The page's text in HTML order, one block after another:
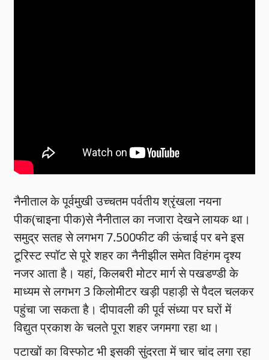
नैनीताल के पूर्वमुखी उच्चतम पर्वतीय श्रृंखला नयना
पीक(चाइना पीक)से नैनीताल का नजारा देखने लायक था।
समुद्र सतह से लगभग 7.500फीट की ऊंचाई पर बने इस
टूरिस्ट स्पॉट से पूरे शहर का नैनीझील समेत विहंगम दृश्य
नजर आता है। यहां, किलबरी मोटर मार्ग से पखडण्डी के
माध्यम से लगभग 3 किलोमीटर खड़ी पहाड़ी से पैदल चलकर
पहुंचा जा सकता है। दीपावली की पूर्व संध्या पर घरों में
विद्युत प्रकाश के चलते पूरा शहर जगमगा रहा था।
पटाखों का विस्फोट भी इसकी सुंदरता में चार चांद लगा रहा